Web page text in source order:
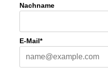
Nachname
E-Mail*